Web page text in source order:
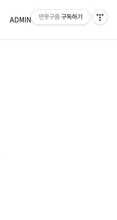
ADMIN WRITE
연못구름 구독하기